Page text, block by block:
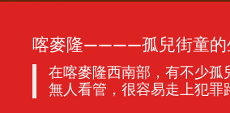
喀麥隆————孤兒街童的
在喀麥隆西南部，有不少孤
無人看管，很容易走上犯罪